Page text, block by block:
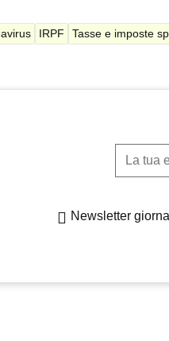
IRPF Tasse e imposte
La tua
Newsletter